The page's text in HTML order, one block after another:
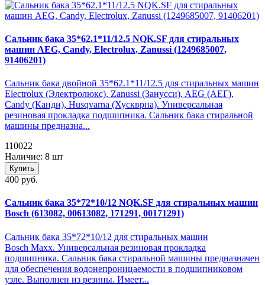
Сальник бака 35*62.1*11/12.5 NQK.SF для стиральных
машин AEG, Candy, Electrolux, Zanussi (1249685007,
91406201)
Сальник бака двойной 35*62.1*11/12.5 для стиральных машин
Electrolux (Электролюкс), Zanussi (Занусси), AEG (АЕГ),
Candy (Канди), Husqvarna (Хускврна). Универсальная
резиновая прокладка подшипника. Сальник бака стиральной
машины предназна...
110022
Наличие: 8 шт
Купить
400 руб.
Сальник бака 35*72*10/12 NQK.SF для стиральных машин
Bosch (613082, 00613082, 171291, 00171291)
Сальник бака 35*72*10/12 для стиральных машин
Bosch Maxx. Универсальная резиновая прокладка
подшипника. Сальник бака стиральной машины предназначен
для обеспечения водонепроницаемости в подшипниковом
узле. Выполнен из резины. Имеет...